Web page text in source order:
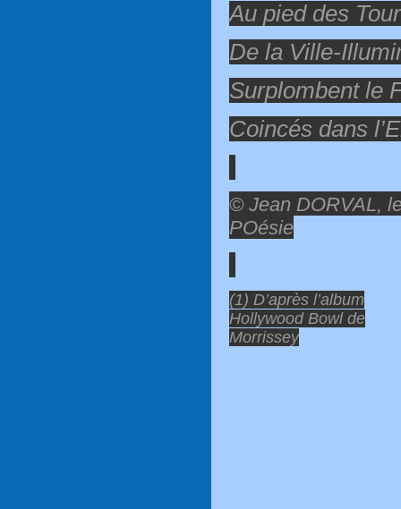
Au pied des
De la Ville-
Surplombent le
Coincés dans
© Jean DORVAL,
POésie
(1) D’après l’album
Hollywood Bowl de
Morrissey